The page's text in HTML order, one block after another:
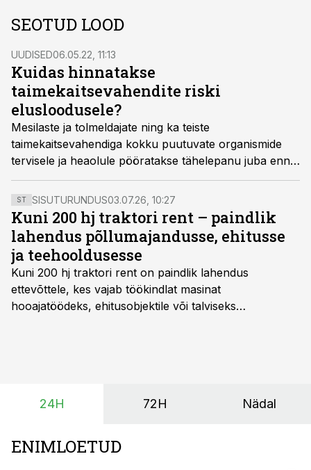
SEOTUD LOOD
UUDISED06.05.22, 11:13
Kuidas hinnatakse
taimekaitsevahendite riski
elusloodusele?
Mesilaste ja tolmeldajate ning ka teiste
taimekaitsevahendiga kokku puutuvate organismide
tervisele ja heaolule pööratakse tähelepanu juba enne
järelevalvetegevusi, kirjutab Põllumajandus- ja
Toiduameti taimekaitse ja väetise osakonna
peaspetsialist Elise Joonas.
ST SISUTURUNDUS03.07.26, 10:27
Kuni 200 hj traktori rent – paindlik
lahendus põllumajandusse, ehitusse
ja teehooldusesse
Kuni 200 hj traktori rent on paindlik lahendus
ettevõttele, kes vajab töökindlat masinat
hooajatöödeks, ehitusobjektile või talviseks
on suurim ning iga töötund on oluline.
24H 72H Nädal
ENIMLOETUD